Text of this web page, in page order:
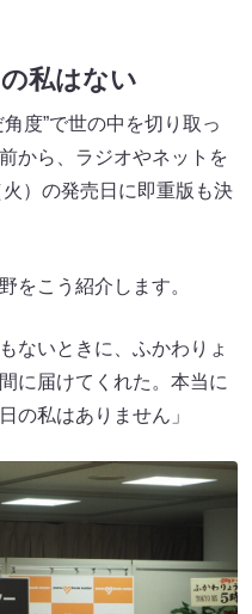
私はない
度”で世の中を切り取っ
から、ラジオやネットを
）の発売日に即重版も決
をこう紹介します。
ないときに、ふかわりょ
に届けてくれた。本当に
の私はありません」